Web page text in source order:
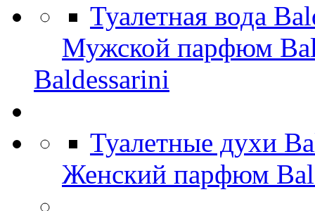
Туалетная вода
Мужской парфюм
Baldessarini
Туалетные духи
Женский парфюм